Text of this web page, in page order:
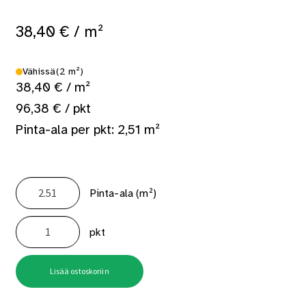
38,40 € / m²
Vähissä(2 m²)
38,40 € / m²
96,38 € / pkt
Pinta-ala per pkt: 2,51 m²
Pinta-ala (m²)
Vinyylilankku
Kährs
Kivikuosi
Grossglockner
914,4x457x6mm
2,51m²/pkt
määrä
pkt
Lisää ostoskoriin